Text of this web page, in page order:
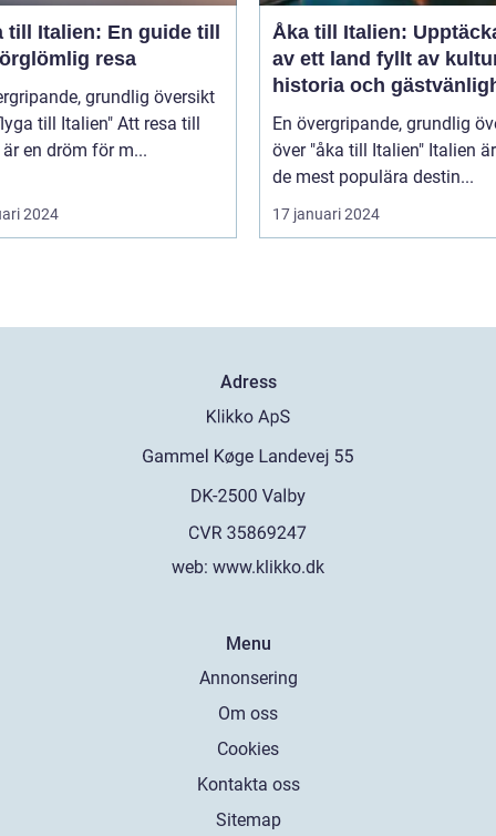
till Italien: En guide till
resa
grundlig översikt
till Italien" Att resa till
en dröm för m...
2024
Åka till Italien:
av ett land fyllt av
historia och
En övergripande, grundlig
över "åka till Italien" Italien är en av
de mest populära destin...
17 januari 2024
Adress
web: www.klikko.dk
Menu
Annonsering
Om oss
Cookies
Kontakta oss
Sitemap